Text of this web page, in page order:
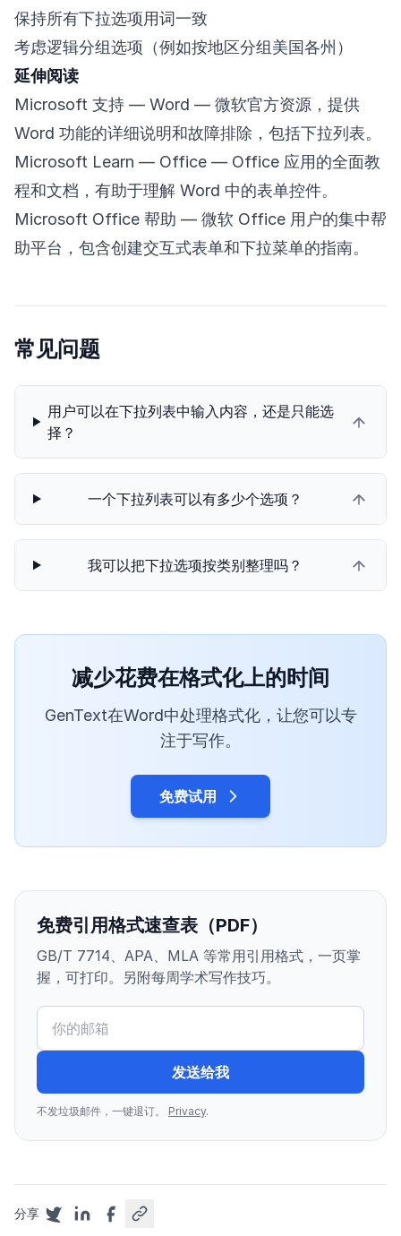
保持所有下拉选项用词一致
考虑逻辑分组选项（例如按地区分组美国各州）
延伸阅读
Microsoft 支持 — Word — 微软官方资源，提供
Word 功能的详细说明和故障排除，包括下拉列表。
Microsoft Learn — Office — Office 应用的全面教
程和文档，有助于理解 Word 中的表单控件。
Microsoft Office 帮助 — 微软 Office 用户的集中帮
助平台，包含创建交互式表单和下拉菜单的指南。
常见问题
用户可以在下拉列表中输入内容，还是只能选
择？
一个下拉列表可以有多少个选项？
我可以把下拉选项按类别整理吗？
减少花费在格式化上的时间
GenText在Word中处理格式化，让您可以专
注于写作。
免费试用
免费引用格式速查表（PDF）
GB/T 7714、APA、MLA 等常用引用格式，一页掌
握，可打印。另附每周学术写作技巧。
发送给我
不发垃圾邮件，一键退订。 Privacy.
分享